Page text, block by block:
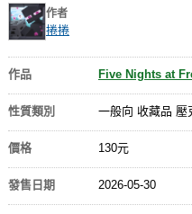
作者
捲捲
作品 Five Nights at
性質類別 一般向 收藏品 壓
價格 130元
發售日期 2026-05-30